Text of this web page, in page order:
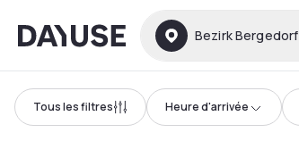
Dayuse Bezirk Bergedorf
Tous les filtres Heure d'arrivée